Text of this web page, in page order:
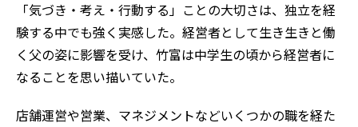
「気づき・考え・行動する」ことの大切さは、独立を経
験する中でも強く実感した。経営者として生き生きと働
く父の姿に影響を受け、竹富は中学生の頃から経営者に
なることを思い描いていた。
店舗運営や営業、マネジメントなどいくつかの職を経た